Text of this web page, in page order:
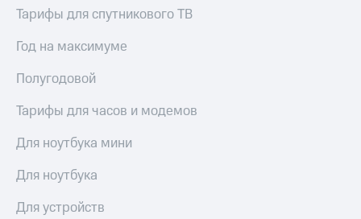
Тарифы для спутникового ТВ
Год на максимуме
Полугодовой
Тарифы для часов и модемов
Для ноутбука мини
Для ноутбука
Для устройств